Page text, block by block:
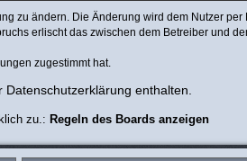
zu ändern. Die Änderung wird dem Nutzer per
erlischt das zwischen dem Betreiber und
zugestimmt hat.
enthalten.
zu.: Regeln des Boards anzeigen